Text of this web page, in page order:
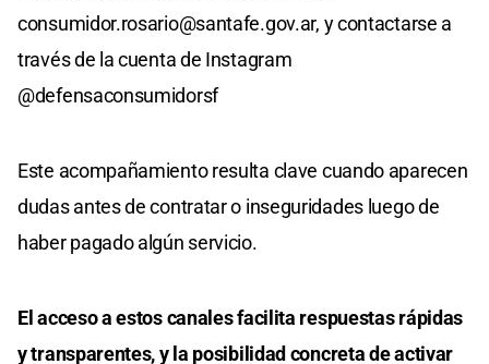
consumidor.rosario@santafe.gov.ar, y contactarse a
través de la cuenta de Instagram
@defensaconsumidorsf
Este acompañamiento resulta clave cuando aparecen
dudas antes de contratar o inseguridades luego de
haber pagado algún servicio.
El acceso a estos canales facilita respuestas rápidas
y transparentes, y la posibilidad concreta de activar